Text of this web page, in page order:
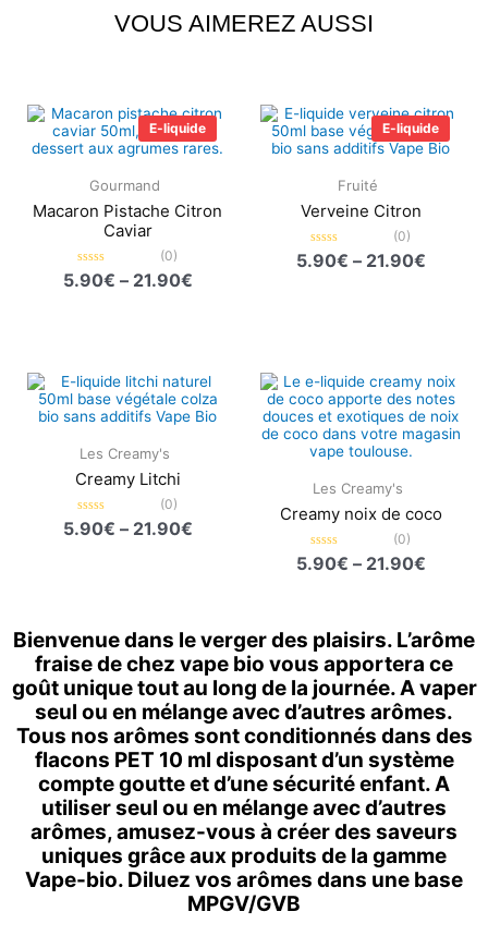
VOUS AIMEREZ AUSSI
E-liquide
Gourmand
Macaron Pistache Citron
Caviar
Note
0
(0)
5.90€ – 21.90€
de
prix :
5.90€
à
21.90€
E-liquide
Fruité
Verveine Citron
Note
0
(0)
5.90€ – 21.90€
de
prix :
5.90€
à
21.90€
Les Creamy's
Creamy Litchi
Note
0
(0)
5.90€ – 21.90€
de
prix :
5.90€
à
21.90€
Les Creamy's
Creamy noix de coco
Note
0
(0)
5.90€ – 21.90€
de
prix :
5.90€
à
Bienvenue dans le verger des plaisirs. L’arôme
fraise de chez vape bio vous apportera ce
goût unique tout au long de la journée. A vaper
seul ou en mélange avec d’autres arômes.
Tous nos arômes sont conditionnés dans des
flacons PET 10 ml disposant d’un système
compte goutte et d’une sécurité enfant. A
utiliser seul ou en mélange avec d’autres
arômes, amusez-vous à créer des saveurs
uniques grâce aux produits de la gamme
Vape-bio. Diluez vos arômes dans une base
MPGV/GVB